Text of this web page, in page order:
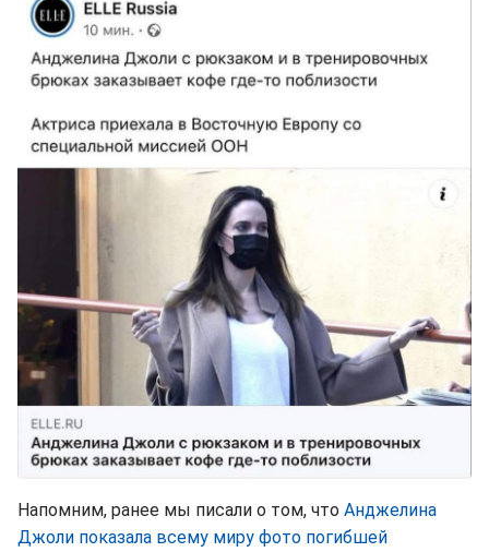
Напомним, ранее мы писали о том, что Анджелина
Джоли показала всему миру фото погибшей